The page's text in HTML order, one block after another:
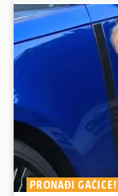
PRONAĐI GAĆICE!